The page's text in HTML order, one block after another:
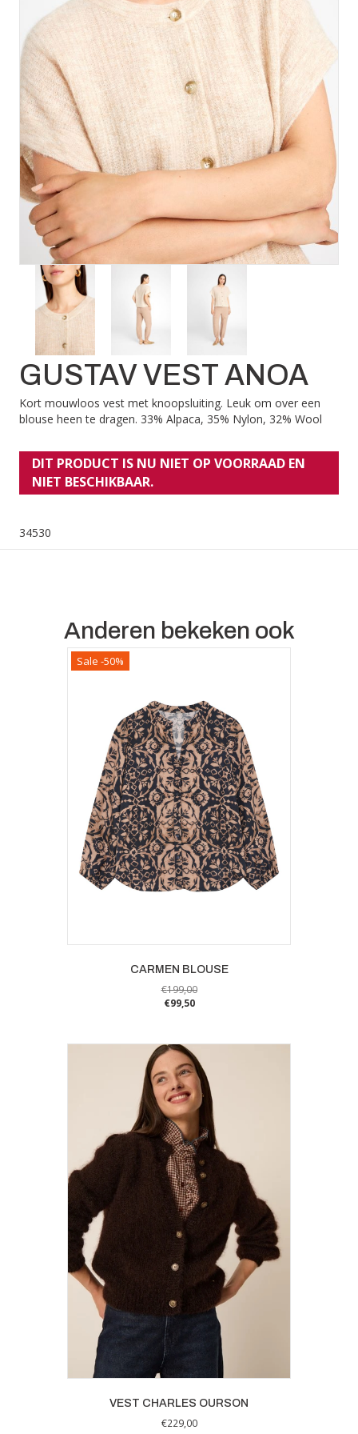
GUSTAV VEST ANOA
Kort mouwloos vest met knoopsluiting. Leuk om over een
blouse heen te dragen. 33% Alpaca, 35% Nylon, 32% Wool
DIT PRODUCT IS NU NIET OP VOORRAAD EN
NIET BESCHIKBAAR.
34530
Anderen bekeken ook
Sale -50%
CARMEN BLOUSE
€199,00
€99,50
heeft
meerdere
variaties.
Deze
optie
kan
gekozen
worden
op
de
productpagina
VEST CHARLES OURSON
€229,00